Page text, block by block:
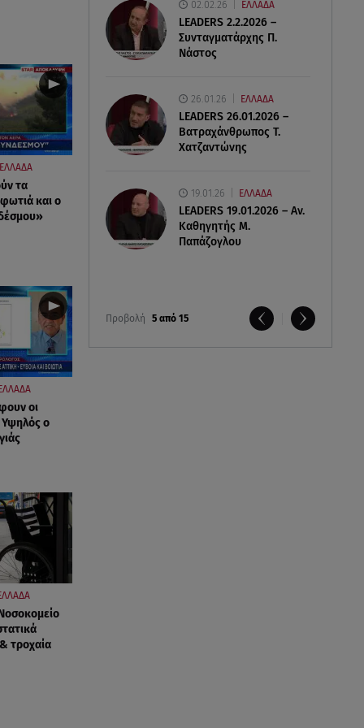
02.02.26 ΕΛΛΑΔΑ
LEADERS 2.2.2026 –
Συνταγματάρχης Π.
Νάστος
26.01.26 ΕΛΛΑΔΑ
LEADERS 26.01.2026 –
Βατραχάνθρωπος Τ.
Χατζαντώνης
19.01.26 ΕΛΛΑΔΑ
LEADERS 19.01.2026 – Αν.
Καθηγητής Μ.
Παπάζογλου
Προβολή 5 από 15
ΕΛΛΑΔΑ
τα
και ο
ΕΛΛΑΔΑ
οι
Υψηλός ο
τροχαία